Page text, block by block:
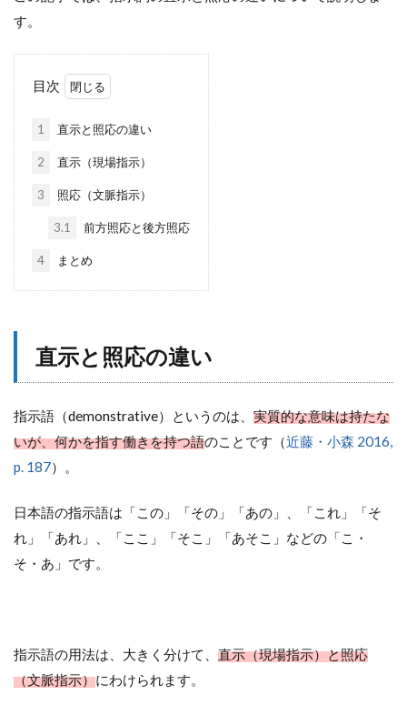
す。
目次
1 直示と照応の違い
2 直示（現場指示）
3 照応（文脈指示）
3.1 前方照応と後方照応
4 まとめ
直示と照応の違い
指示語（demonstrative）というのは、 実質的な意味は持たな
いが、何かを指す働きを持つ語のことです（近藤・小森 2016,
p. 187）。
日本語の指示語は「この」「その」「あの」、「これ」「そ
れ」「あれ」、「ここ」「そこ」「あそこ」などの「こ・
そ・あ」です。
指示語の用法は、大きく分けて、 直示（現場指示）と照応
（文脈指示）にわけられます。